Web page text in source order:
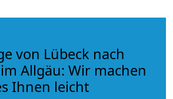
von Lübeck nach
Allgäu: Wir machen
Ihnen leicht